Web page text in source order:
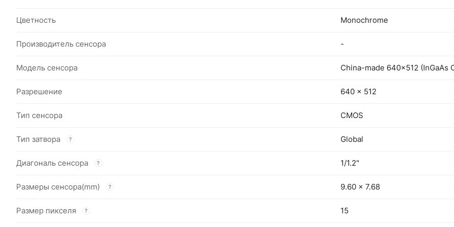
Цветность Monochrome
Производитель сенсора -
Модель сенсора China-made 640×512 (InGaAs
Разрешение 640 × 512
Тип сенсора CMOS
Тип затвора ? Global
Диагональ сенсора ? 1/1.2"
Размеры сенсора(mm) ? 9.60 × 7.68
Размер пикселя ? 15